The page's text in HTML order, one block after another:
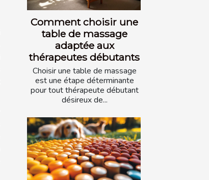
Comment choisir une
table de massage
adaptée aux
thérapeutes débutants
Choisir une table de massage
est une étape déterminante
pour tout thérapeute débutant
désireux de...